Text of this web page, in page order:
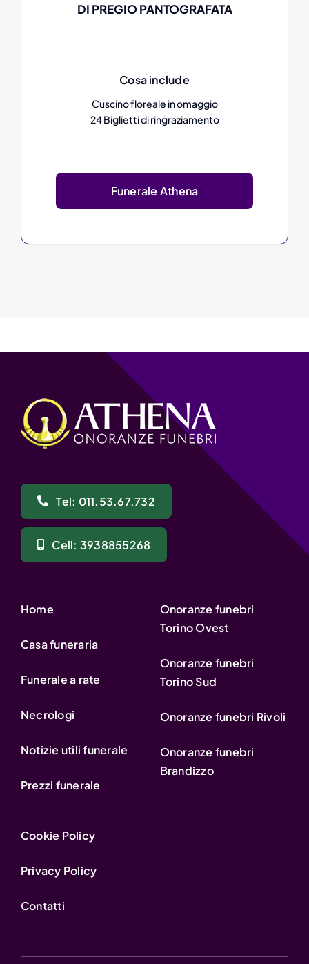
DI PREGIO PANTOGRAFATA
Cosa include
Cuscino floreale in omaggio
24 Biglietti di ringraziamento
Funerale Athena
Tel: 011.53.67.732
Cell: 3938855268
Home
Casa funeraria
Funerale a rate
Necrologi
Notizie utili funerale
Prezzi funerale
Onoranze funebri
Torino Ovest
Onoranze funebri
Torino Sud
Onoranze funebri Rivoli
Onoranze funebri
Brandizzo
Cookie Policy
Privacy Policy
Contatti